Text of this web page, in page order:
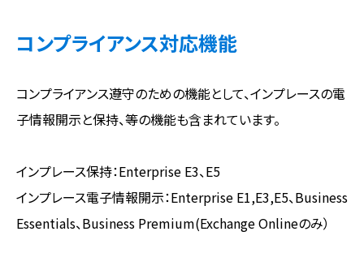
コンプライアンス対応機能
コンプライアンス遵守のための機能として、インプレースの電
子情報開示と保持、等の機能も含まれています。
インプレース保持：Enterprise E3、E5
インプレース電子情報開示：Enterprise E1,E3,E5、Business
Essentials、Business Premium(Exchange Onlineのみ）